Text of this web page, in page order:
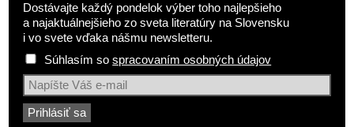
Dostávajte každý pondelok výber toho najlepšieho
a najaktuálnejšieho zo sveta literatúry na Slovensku
i vo svete vďaka nášmu newsletteru.
Súhlasím sospracovaním osobných údajov